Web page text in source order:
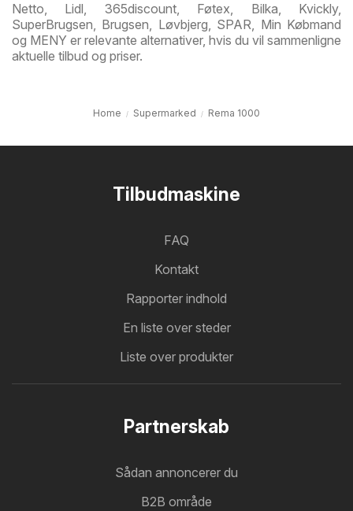
Netto, Lidl, 365discount, Føtex, Bilka, Kvickly,
SuperBrugsen, Brugsen, Løvbjerg, SPAR, Min Købmand
og MENY er relevante alternativer, hvis du vil sammenligne
aktuelle tilbud og priser.
Home Supermarked Rema 1000
Tilbudmaskine
FAQ
Kontakt
Rapporter indhold
En liste over steder
Liste over produkter
Partnerskab
Sådan annoncerer du
B2B område